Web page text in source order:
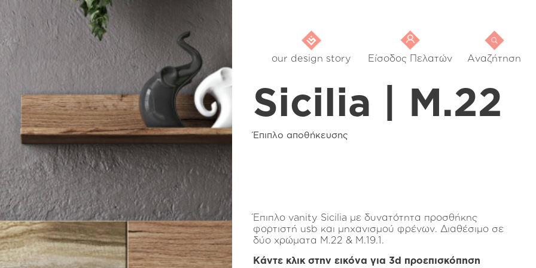
our design story Είσοδος Πελατών Αναζήτηση
Sicilia | M.22
Έπιπλο αποθήκευσης
Έπιπλο vanity Sicilia με δυνατότητα προσθήκης
φορτιστή usb και μηχανισμού φρένων. Διαθέσιμο σε
δύο χρώματα Μ.22 & Μ.19.1.
Κάντε κλικ στην εικόνα για 3d προεπισκόπηση